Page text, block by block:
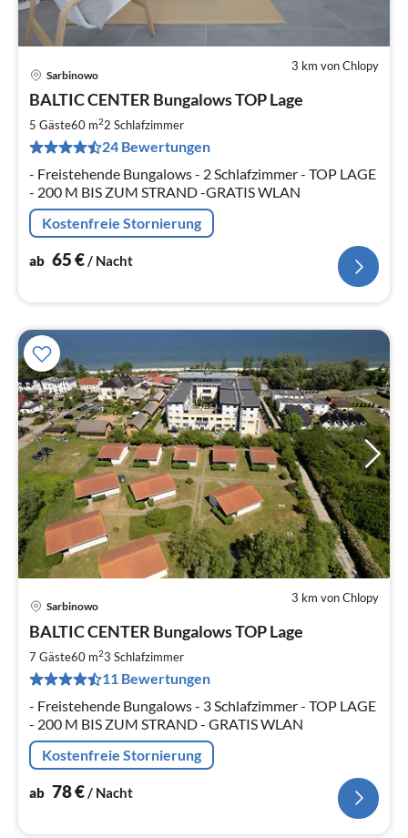
3 km von Chlopy
Sarbinowo
BALTIC CENTER Bungalows TOP Lage
5 Gäste60 m22 Schlafzimmer
24 Bewertungen
- Freistehende Bungalows - 2 Schlafzimmer - TOP LAGE
- 200 M BIS ZUM STRAND -GRATIS WLAN
Kostenfreie Stornierung
ab 65€/ Nacht
3 km von Chlopy
Sarbinowo
BALTIC CENTER Bungalows TOP Lage
7 Gäste60 m23 Schlafzimmer
11 Bewertungen
- Freistehende Bungalows - 3 Schlafzimmer - TOP LAGE
- 200 M BIS ZUM STRAND - GRATIS WLAN
Kostenfreie Stornierung
ab 78€/ Nacht